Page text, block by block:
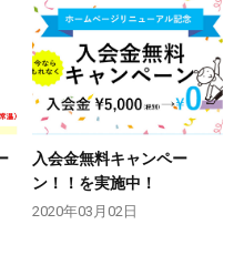
入会金無料キャンペー
ン！！を実施中！
2020年03月02日